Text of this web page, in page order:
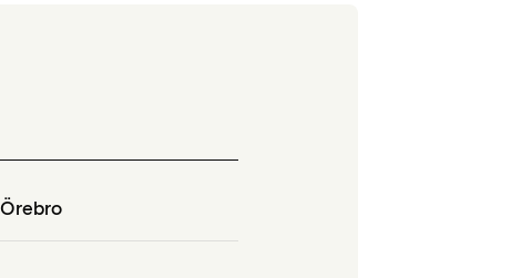
Örebro